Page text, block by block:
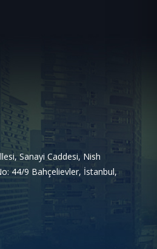
Sanayi Caddesi, Nish
44/9 Bahçelievler, İstanbul,